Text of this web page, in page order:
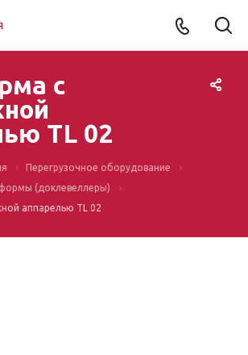
с
TL 02
Перегрузочное оборудование
(доклевеллеры)
аппарелью TL 02